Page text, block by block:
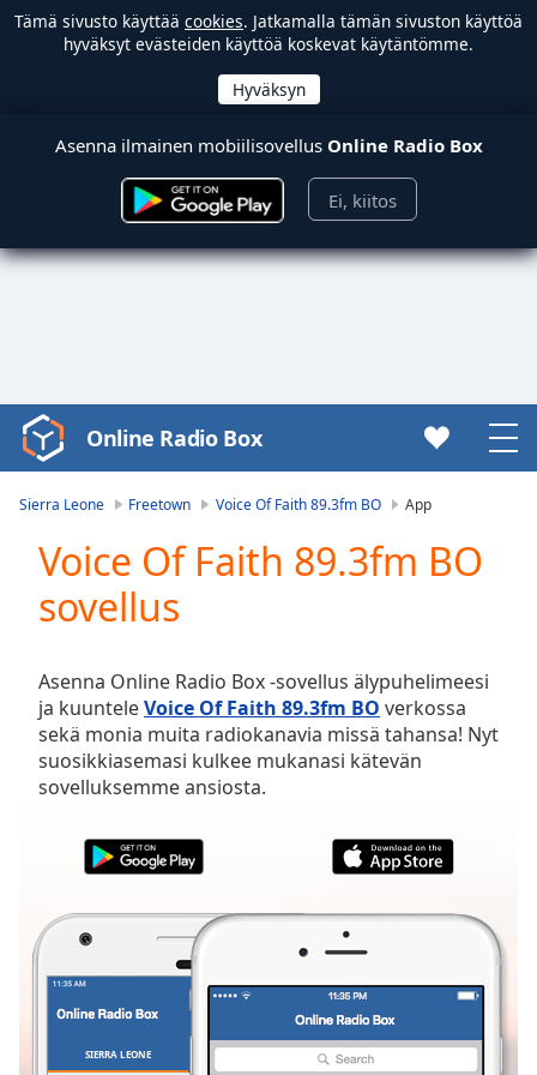
Tämä sivusto käyttää cookies. Jatkamalla tämän sivuston käyttöä
hyväksyt evästeiden käyttöä koskevat käytäntömme.
Asenna ilmainen mobiilisovellus Online Radio Box
Ei, kiitos
Video
Player
Play
Video
Play
Skip
Forward
Mute
Current
Time0:00
TypeLIVE
Seek to
live,
behind
Remaining
Online Radio Box
Sierra Leone Freetown Voice Of Faith 89.3fm BO App
Voice Of Faith 89.3fm BO
sovellus
Asenna Online Radio Box -sovellus älypuhelimeesi
ja kuunteleVoice Of Faith 89.3fm BO verkossa
sekä monia muita radiokanavia missä tahansa! Nyt
suosikkiasemasi kulkee mukanasi kätevän
sovelluksemme ansiosta.
SIERRA LEONE